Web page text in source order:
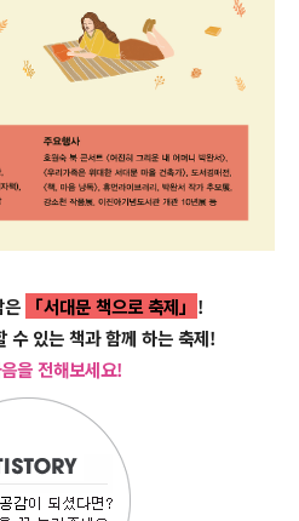
은 「서대문 책으로 축제」 !
수 있는 책과 함께 하는 축제!
을 전해보세요!